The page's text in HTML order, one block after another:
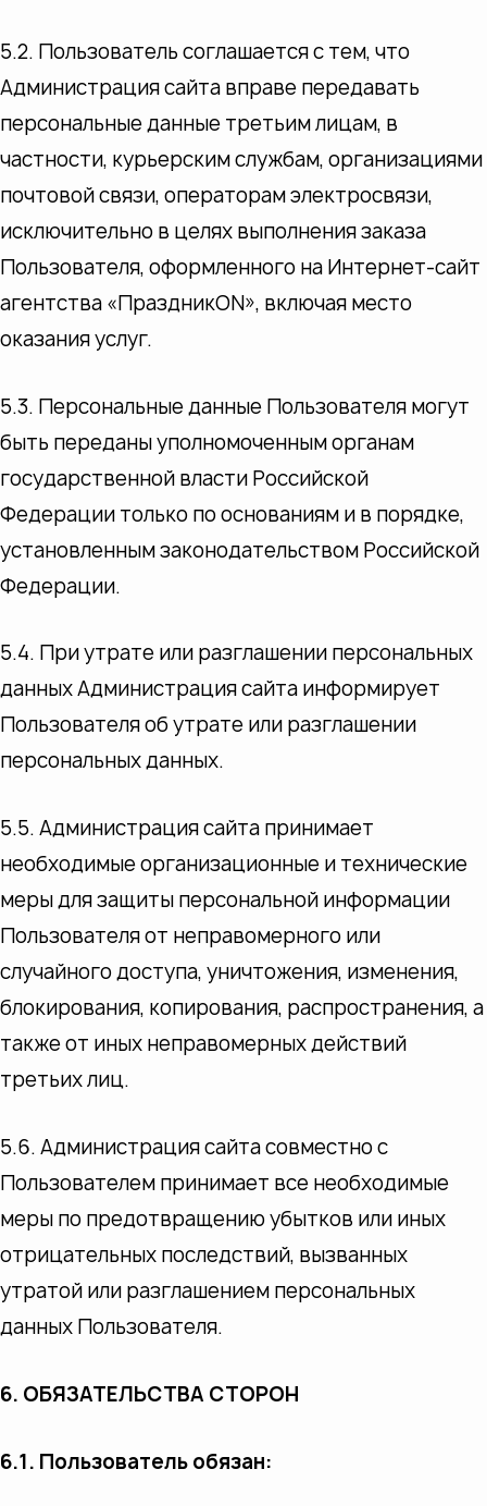
5.2. Пользователь соглашается с тем, что
Администрация сайта вправе передавать
персональные данные третьим лицам, в
частности, курьерским службам, организациями
почтовой связи, операторам электросвязи,
исключительно в целях выполнения заказа
Пользователя, оформленного на Интернет-сайт
агентства «ПраздникON», включая место
оказания услуг.
5.3. Персональные данные Пользователя могут
быть переданы уполномоченным органам
государственной власти Российской
Федерации только по основаниям и в порядке,
установленным законодательством Российской
Федерации.
5.4. При утрате или разглашении персональных
данных Администрация сайта информирует
Пользователя об утрате или разглашении
персональных данных.
5.5. Администрация сайта принимает
необходимые организационные и технические
меры для защиты персональной информации
Пользователя от неправомерного или
случайного доступа, уничтожения, изменения,
блокирования, копирования, распространения, а
также от иных неправомерных действий
третьих лиц.
5.6. Администрация сайта совместно с
Пользователем принимает все необходимые
меры по предотвращению убытков или иных
отрицательных последствий, вызванных
утратой или разглашением персональных
данных Пользователя.
6. ОБЯЗАТЕЛЬСТВА СТОРОН
6.1. Пользователь обязан: